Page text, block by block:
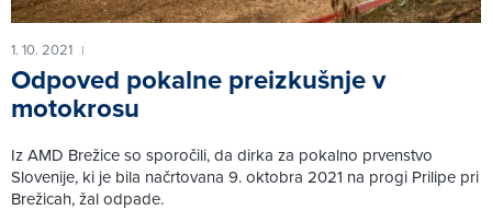
1. 10. 2021 |
Odpoved pokalne preizkušnje v
motokrosu
Iz AMD Brežice so sporočili, da dirka za pokalno prvenstvo
Slovenije, ki je bila načrtovana 9. oktobra 2021 na progi Prilipe pri
Brežicah, žal odpade.